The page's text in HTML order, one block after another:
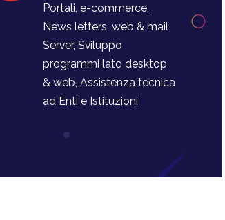
Portali, e-commerce,
News letters, web & mail
Server, Sviluppo
programmi lato desktop
& web, Assistenza tecnica
ad Enti e Istituzioni